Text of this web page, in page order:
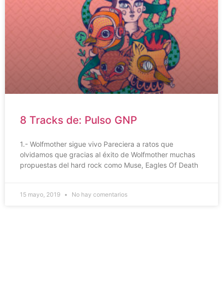
8 Tracks de: Pulso GNP
1.- Wolfmother sigue vivo Pareciera a ratos que
olvidamos que gracias al éxito de Wolfmother muchas
propuestas del hard rock como Muse, Eagles Of Death
15 mayo, 2019 No hay comentarios